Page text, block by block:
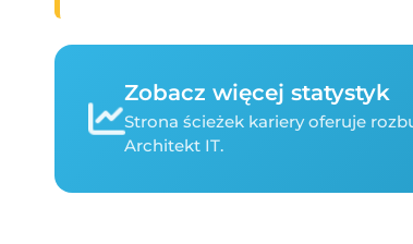
Zobacz więcej statystyk
Strona ścieżek kariery oferuje
Architekt IT.